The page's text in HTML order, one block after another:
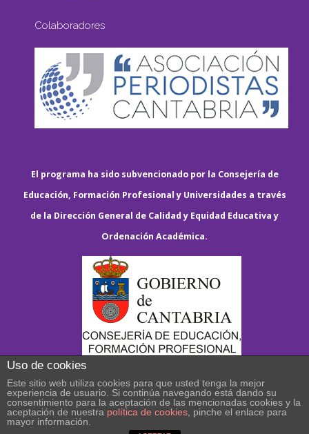
Colaboradores
El programa ha sido subvencionado por la Consejería de
Educación, Formación Profesional y Universidades a través
de la Dirección General de Calidad y Equidad Educativa y
Ordenación Académica.
Uso de cookies
Este sitio web utiliza cookies para que usted tenga la mejor
experiencia de usuario. Si continúa navegando está dando su
consentimiento para la aceptación de las mencionadas cookies y la
aceptación de nuestra política de cookies , pinche el enlace para
mayor información.